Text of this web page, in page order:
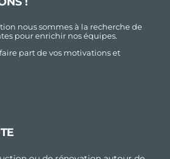
nous sommes à la recherche de
pour enrichir nos équipes.
part de vos motivations et